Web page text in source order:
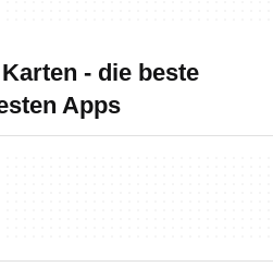
- die beste
Apps